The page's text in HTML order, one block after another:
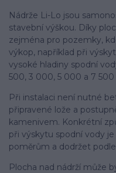
Nádrže Li-Lo jsou
stavební výškou. Díky
zejména pro pozemky,
výkop, například při
vysoké hladiny spodní
500, 3 000, 5 000 a 7 500
Při instalaci není nutné
připravené lože a
kamenivem. Konkrétní
při výskytu spodní vody
poměrům a dodržet
Plocha nad nádrží může